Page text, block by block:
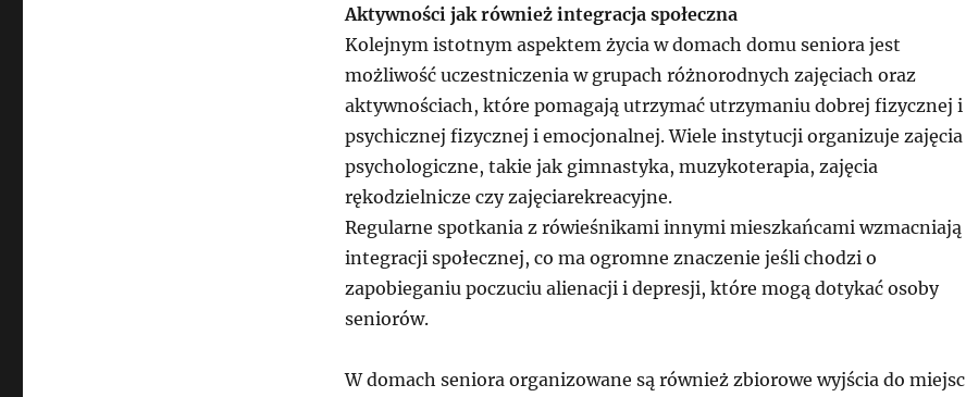
Aktywności jak również integracja społeczna
Kolejnym istotnym aspektem życia w domach domu seniora jest
możliwość uczestniczenia w grupach różnorodnych zajęciach oraz
aktywnościach, które pomagają utrzymać utrzymaniu dobrej fizycznej i
psychicznej fizycznej i emocjonalnej. Wiele instytucji organizuje zajęcia
psychologiczne, takie jak gimnastyka, muzykoterapia, zajęcia
rękodzielnicze czy zajęciarekreacyjne.
Regularne spotkania z rówieśnikami innymi mieszkańcami wzmacniają
integracji społecznej, co ma ogromne znaczenie jeśli chodzi o
zapobieganiu poczuciu alienacji i depresji, które mogą dotykać osoby
seniorów.
W domach seniora organizowane są również zbiorowe wyjścia do miejsc